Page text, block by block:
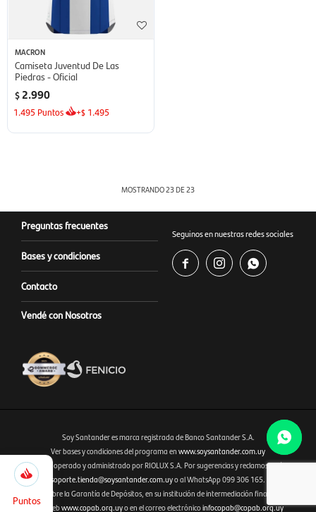
Puntos
Selecciona
la
cantidad
1.495
Cerrar
MACRON
Camiseta Juventud De Las
Piedras - Oficial
$ 2.990
1.495 Puntos +$ 1.495
MOSTRANDO23DE23
Preguntas frecuentes
Bases y condiciones
Contacto
Vendé con Nosotros
Seguinos en nuestras redes sociales
  
Fenicio eCommerce Uruguay
Soy Santander es marca registrada de Banco Santander S.A.
Ver bases y condiciones del programa en www.soysantander.com.uy
Este sitio es operado y administrado por RIOLUX S.A. Por sugerencias y reclamos, diríjase a
soporte.tienda@soysantander.com.uyo al WhatsApp 099 306 165.
Infórmese sobre la Garantía de Depósitos, en su institución de intermediación financiera, en el
sitio webwww.copab.org.uyo en el correo electrónicoinfocopab@copab.org.uy